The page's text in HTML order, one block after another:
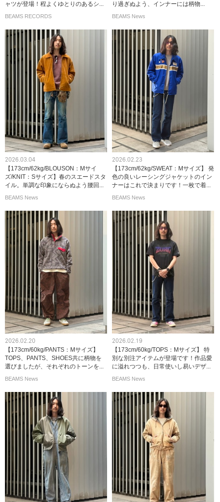
ャツが登場！程よくゆとりのあるシ...
BEAMS RECORDS
り過ぎぬよう、インナーには柄物...
BEAMS News
2026.03.04
【173cm/62kg/BLOUSON：Mサイ
ズ/KNIT：Sサイズ】春のスエードスタ
イル。単調な印象にならぬよう腰回...
BEAMS News
2026.02.23
【173cm/62kg/SWEAT：Mサイズ】 発
色の良いレーシングジャケットのイン
ナーはこれで決まりです！一枚で着...
BEAMS News
2026.02.20
【173cm/60kg/PANTS：Mサイズ】
TOPS、PANTS、SHOES共に柄物を
選びましたが、それぞれのトーンを...
BEAMS News
2026.02.19
【173cm/60kg/TOPS：Mサイズ】 特
別な別注アイテムが登場です！作品愛
に溢れつつも、日常使いし易いデザ...
BEAMS News